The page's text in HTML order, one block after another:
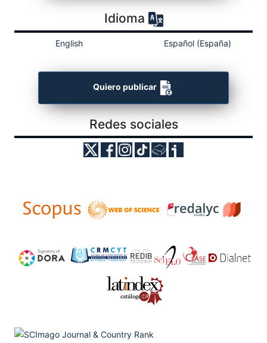
Idioma
English Español (España)
Quiero publicar
Redes sociales